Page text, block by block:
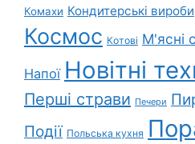
Комахи Кондитерські вироби
Космос Котові М'ясні
Напої Новітні
Перші страви Печери
Події Польська кухня